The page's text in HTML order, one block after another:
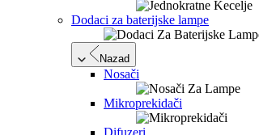
Dodaci za baterijske lampe
Nazad
Nosači
Mikroprekidači
Difuzeri